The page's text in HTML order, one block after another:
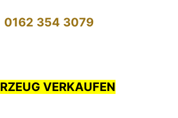
0162 354 3079
VERKAUFEN